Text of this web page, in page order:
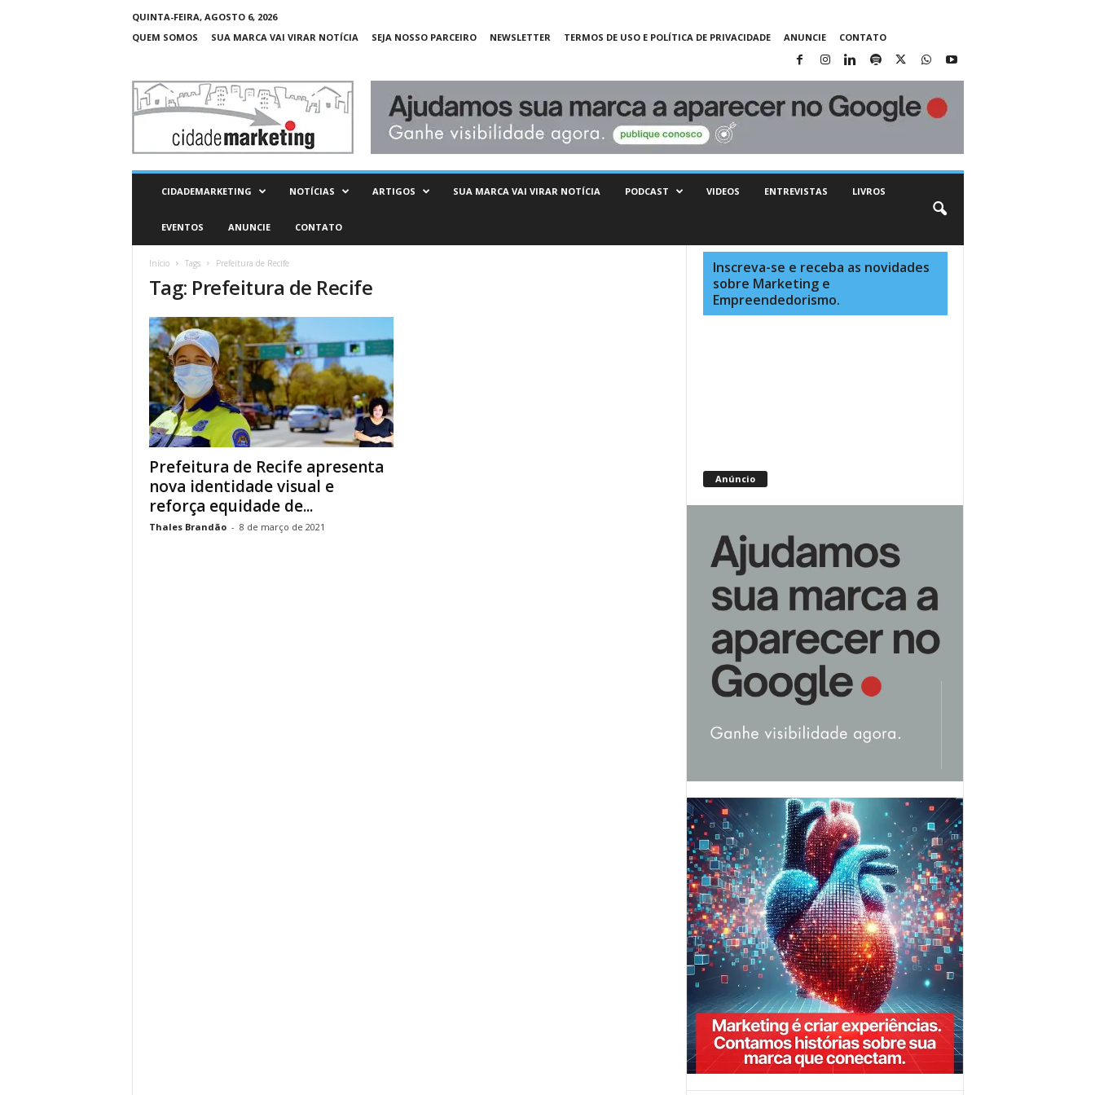
QUINTA-FEIRA, AGOSTO 6, 2026
QUEM SOMOS
SUA MARCA VAI VIRAR NOTÍCIA SEJA NOSSO PARCEIRO NEWSLETTER TERMOS DE USO E POLÍTICA DE PRIVACIDADE ANUNCIE CONTATO
C
d
CIDADEMARKETING NOTÍCIAS ARTIGOS SUA MARCA VAI VIRAR NOTÍCIA PODCAST VIDEOS ENTREVISTAS LIVROS
EVENTOS ANUNCIE CONTATO
Início Tags Prefeitura de Recife
Tag: Prefeitura de Recife
Prefeitura de Recife apresenta
nova identidade visual e
reforça equidade de...
Thales Brandão - 8 de março de 2021
Inscreva-se e receba as novidades
sobre Marketing e
Empreendedorismo.
Anúncio